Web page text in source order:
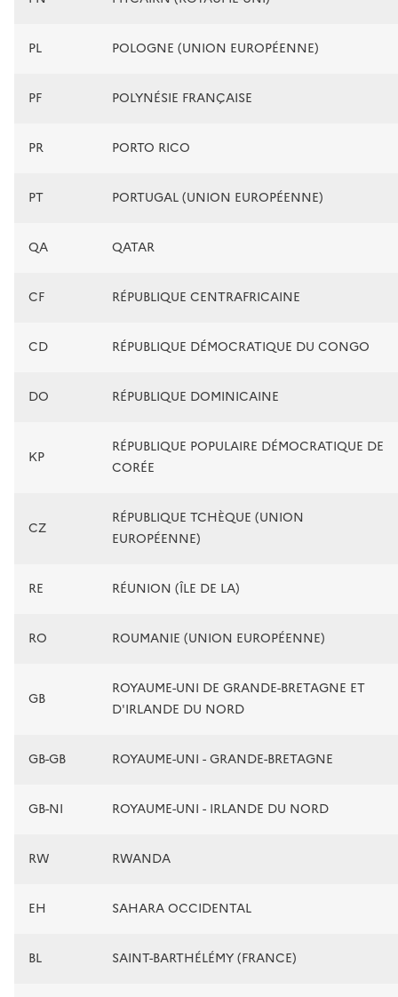
PL POLOGNE (UNION EUROPÉENNE)
PF POLYNÉSIE FRANÇAISE
PR PORTO RICO
PT PORTUGAL (UNION EUROPÉENNE)
QA QATAR
CF RÉPUBLIQUE CENTRAFRICAINE
CD RÉPUBLIQUE DÉMOCRATIQUE DU CONGO
DO RÉPUBLIQUE DOMINICAINE
KP
RÉPUBLIQUE POPULAIRE DÉMOCRATIQUE DE
CORÉE
CZ
RÉPUBLIQUE TCHÈQUE (UNION
EUROPÉENNE)
RE RÉUNION (ÎLE DE LA)
RO ROUMANIE (UNION EUROPÉENNE)
GB
ROYAUME-UNI DE GRANDE-BRETAGNE ET
D'IRLANDE DU NORD
GB-GB ROYAUME-UNI - GRANDE-BRETAGNE
GB-NI ROYAUME-UNI - IRLANDE DU NORD
RW RWANDA
EH SAHARA OCCIDENTAL
BL SAINT-BARTHÉLÉMY (FRANCE)